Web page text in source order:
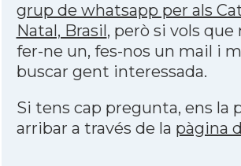
grup de whatsapp per als
Natal, Brasil, però si vols
fer-ne un, fes-nos un mail i
buscar gent interessada.
Si tens cap pregunta, ens la
arribar a través de la pàgina